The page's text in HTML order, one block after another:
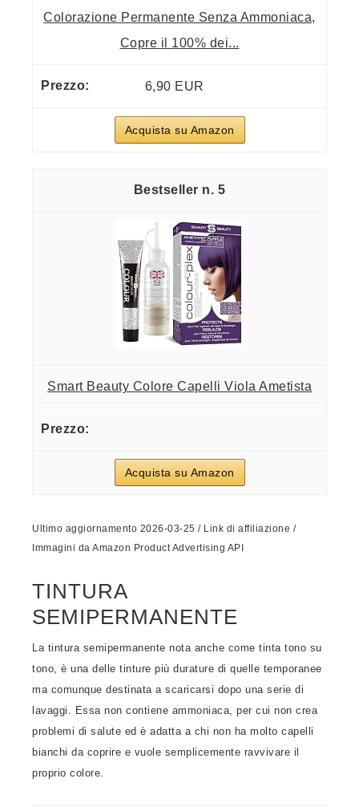
Colorazione Permanente Senza Ammoniaca,
Copre il 100% dei...
6,90 EUR
Acquista su Amazon
5
Smart Beauty Colore Capelli Viola Ametista
Acquista su Amazon
Ultimo aggiornamento 2026-03-25 / Link di affiliazione /
Immagini da Amazon Product Advertising API
TINTURA
SEMIPERMANENTE
La tintura semipermanente nota anche come tinta tono su
tono, è una delle tinture più durature di quelle temporanee
ma comunque destinata a scaricarsi dopo una serie di
lavaggi. Essa non contiene ammoniaca, per cui non crea
problemi di salute ed è adatta a chi non ha molto capelli
bianchi da coprire e vuole semplicemente ravvivare il
proprio colore.